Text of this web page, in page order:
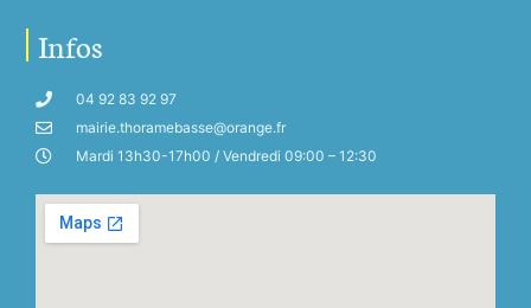
Infos
04 92 83 92 97
mairie.thoramebasse@orange.fr
Mardi 13h30-17h00 / Vendredi 09:00 – 12:30